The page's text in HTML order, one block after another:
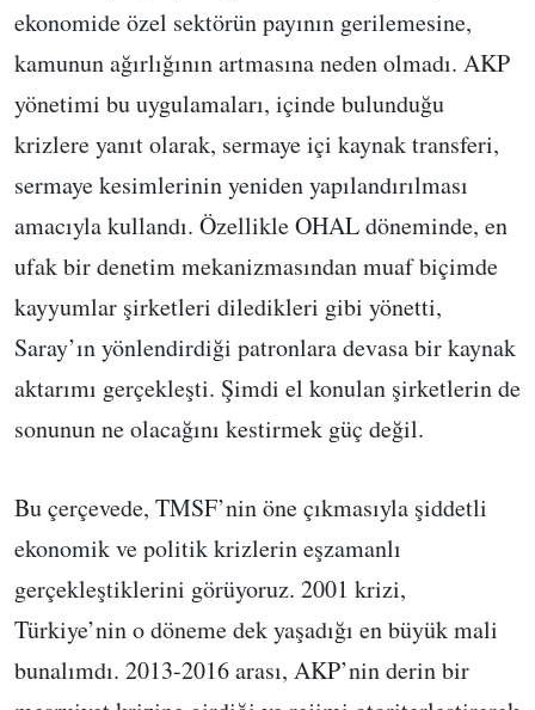
ekonomide özel sektörün payının gerilemesine,
kamunun ağırlığının artmasına neden olmadı. AKP
yönetimi bu uygulamaları, içinde bulunduğu
krizlere yanıt olarak, sermaye içi kaynak transferi,
sermaye kesimlerinin yeniden yapılandırılması
amacıyla kullandı. Özellikle OHAL döneminde, en
ufak bir denetim mekanizmasından muaf biçimde
kayyumlar şirketleri diledikleri gibi yönetti,
Saray’ın yönlendirdiği patronlara devasa bir kaynak
aktarımı gerçekleşti. Şimdi el konulan şirketlerin de
sonunun ne olacağını kestirmek güç değil.
Bu çerçevede, TMSF’nin öne çıkmasıyla şiddetli
ekonomik ve politik krizlerin eşzamanlı
gerçekleştiklerini görüyoruz. 2001 krizi,
Türkiye’nin o döneme dek yaşadığı en büyük mali
bunalımdı. 2013-2016 arası, AKP’nin derin bir